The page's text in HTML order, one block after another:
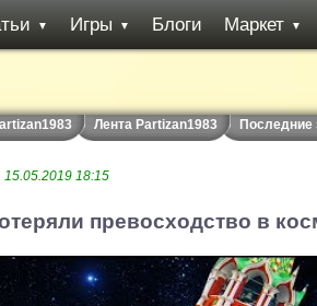
▼ Игры ▼ Блоги Маркет ▼
Лента Partizan1983 Последние
15.05.2019 18:15
превосходство в